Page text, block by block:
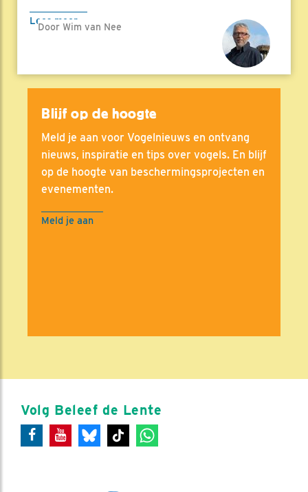
Lees meer
Door Wim van Nee
Blijf op de hoogte
Meld je aan voor Vogelnieuws en ontvang
nieuws, inspiratie en tips over vogels. En blijf
op de hoogte van beschermingsprojecten en
evenementen.
Meld je aan
Volg Beleef de Lente